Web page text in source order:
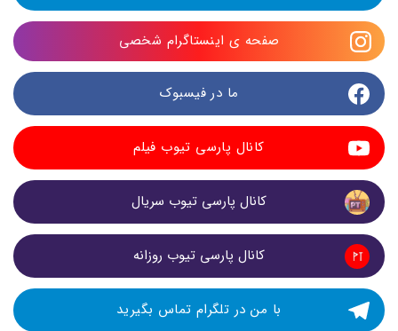
صفحه ی اینستاگرام شخصی
ما در فیسبوک
کانال پارسی تیوب فیلم
کانال پارسی تیوب سریال
کانال پارسی تیوب روزانه
با من در تلگرام تماس بگیرید